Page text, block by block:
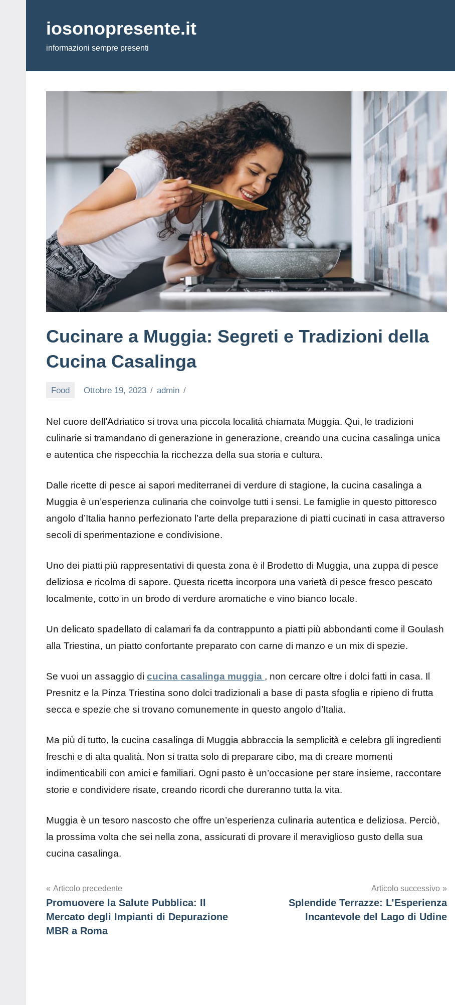
contenutoiosonopresente.it
informazioni sempre presenti
Cucinare a Muggia: Segreti e Tradizioni della
Cucina Casalinga
Food Ottobre 19, 2023 admin
Nel cuore dell’Adriatico si trova una piccola località chiamata Muggia. Qui, le tradizioni
culinarie si tramandano di generazione in generazione, creando una cucina casalinga unica
e autentica che rispecchia la ricchezza della sua storia e cultura.
Dalle ricette di pesce ai sapori mediterranei di verdure di stagione, la cucina casalinga a
Muggia è un’esperienza culinaria che coinvolge tutti i sensi. Le famiglie in questo pittoresco
angolo d’Italia hanno perfezionato l’arte della preparazione di piatti cucinati in casa attraverso
secoli di sperimentazione e condivisione.
Uno dei piatti più rappresentativi di questa zona è il Brodetto di Muggia, una zuppa di pesce
deliziosa e ricolma di sapore. Questa ricetta incorpora una varietà di pesce fresco pescato
localmente, cotto in un brodo di verdure aromatiche e vino bianco locale.
Un delicato spadellato di calamari fa da contrappunto a piatti più abbondanti come il Goulash
alla Triestina, un piatto confortante preparato con carne di manzo e un mix di spezie.
Se vuoi un assaggio di cucina casalinga muggia , non cercare oltre i dolci fatti in casa. Il
Presnitz e la Pinza Triestina sono dolci tradizionali a base di pasta sfoglia e ripieno di frutta
secca e spezie che si trovano comunemente in questo angolo d’Italia.
Ma più di tutto, la cucina casalinga di Muggia abbraccia la semplicità e celebra gli ingredienti
freschi e di alta qualità. Non si tratta solo di preparare cibo, ma di creare momenti
indimenticabili con amici e familiari. Ogni pasto è un’occasione per stare insieme, raccontare
storie e condividere risate, creando ricordi che dureranno tutta la vita.
Muggia è un tesoro nascosto che offre un’esperienza culinaria autentica e deliziosa. Perciò,
la prossima volta che sei nella zona, assicurati di provare il meraviglioso gusto della sua
cucina casalinga.
Navigazione
articoli
Articolo precedente
Promuovere la Salute Pubblica: Il
Mercato degli Impianti di Depurazione
MBR a Roma
Articolo successivo
Splendide Terrazze: L’Esperienza
Incantevole del Lago di Udine